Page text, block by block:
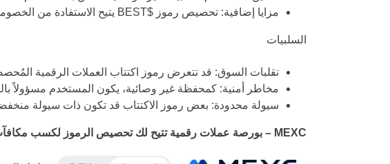
مزايا إضافية: تحصيص رموز $BEST يتيح الاستفادة من الخصومات، الوصول المبكر للمشاريع، وحقوق الحوكمة.
السلبيات
تقلبات السوق: قد تتعرض رموز اكتتاب العملات الرقمية
مخاطر أمنية: كمحفظة غير وصائية، يكون المستخدم مسؤولاً
سيولة محدودة: بعض رموز الاكتتاب قد تكون ذات سيولة
MEXC – بورصة عملات رقمية تتيح لك تحصيص الرموز لكسب مكافآت سلبية